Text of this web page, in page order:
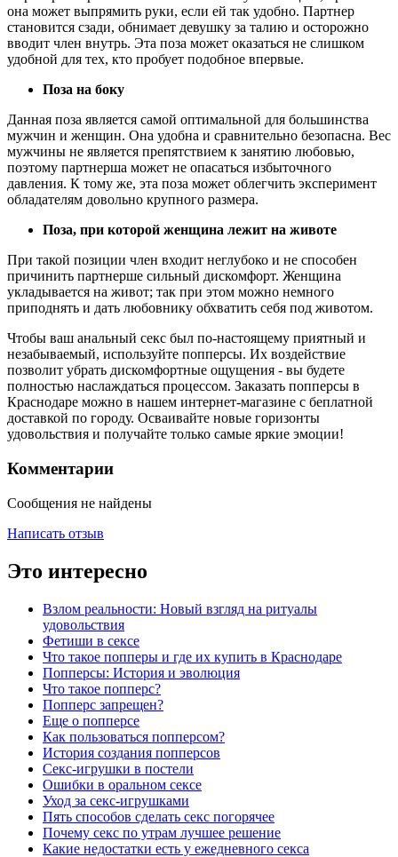
она может выпрямить руки, если ей так удобно. Партнер
становится сзади, обнимает девушку за талию и осторожно
вводит член внутрь. Эта поза может оказаться не слишком
удобной для тех, кто пробует подобное впервые.
Поза на боку
Данная поза является самой оптимальной для большинства
мужчин и женщин. Она удобна и сравнительно безопасна. Вес
мужчины не является препятствием к занятию любовью,
поэтому партнерша может не опасаться избыточного
давления. К тому же, эта поза может облегчить эксперимент
обладателям довольно крупного размера.
Поза, при которой женщина лежит на животе
При такой позиции член входит неглубоко и не способен
причинить партнерше сильный дискомфорт. Женщина
укладывается на живот; так при этом можно немного
приподнять и дать любовнику обхватить себя под животом.
Чтобы ваш анальный секс был по-настоящему приятный и
незабываемый, используйте попперсы. Их воздействие
позволит убрать дискомфортные ощущения - вы будете
полностью наслаждаться процессом. Заказать попперсы в
Краснодаре можно в нашем интернет-магазине с беплатной
доставкой по городу. Осваивайте новые горизонты
удовольствия и получайте только самые яркие эмоции!
Комментарии
Сообщения не найдены
Написать отзыв
Это интересно
Взлом реальности: Новый взгляд на ритуалы
удовольствия
Фетиши в сексе
Что такое попперы и где их купить в Краснодаре
Попперсы: История и эволюция
Что такое попперс?
Попперс запрещен?
Еще о попперсе
Как пользоваться попперсом?
История создания попперсов
Секс-игрушки в постели
Ошибки в оральном сексе
Уход за секс-игрушками
Пять способов сделать секс погорячее
Почему секс по утрам лучшее решение
Какие недостатки есть у ежедневного секса